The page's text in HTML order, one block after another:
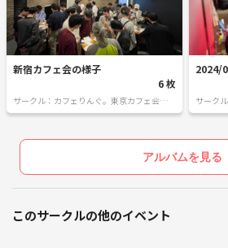
【埼玉県】 大宮
今後の開催予定エリア
【東京都】 渋谷・品川・秋葉原・錦糸町・
【千葉県】 千葉・船橋
【栃木県】 宇都宮・小山
ご希望のエリアがあれば、リクエストも大歓
今後は関西エリアへの拡大も計画中です🚀
新宿カフェ会の様子
6 枚
サークル：カフェりんぐ。東京カフェ会・飲
み会
2024/
サーク
み会
アルバムを見る
このサークルの他のイベント